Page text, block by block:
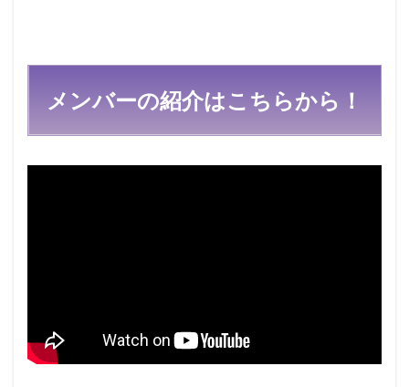
メンバーの紹介はこちらから！